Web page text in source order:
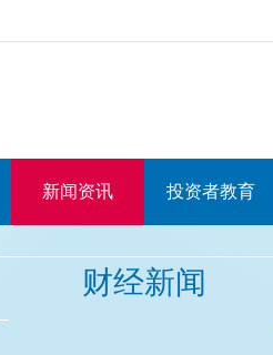
新闻资讯 投资者教育
财经新闻